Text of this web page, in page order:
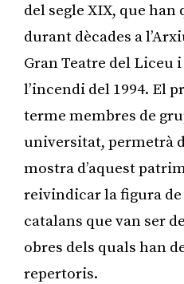
del segle XIX, que
durant dècades a
Gran Teatre del Liceu
l’incendi del 1994. El
terme membres de
universitat, permetrà
mostra d’aquest
reivindicar la figura
catalans que van ser
obres dels quals han
repertoris.